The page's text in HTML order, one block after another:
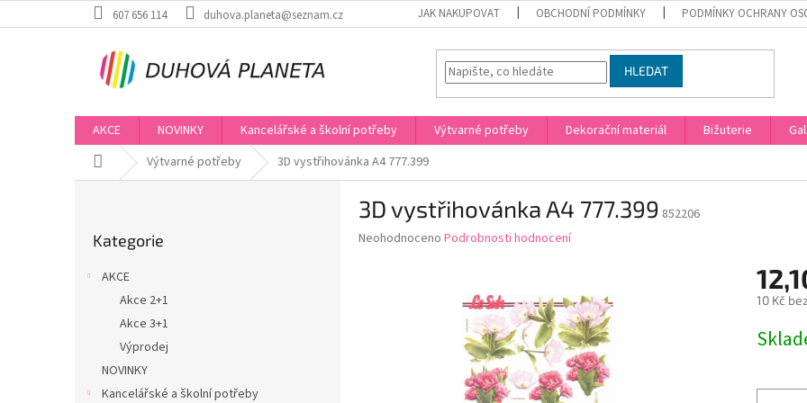
na
607 656 114 duhova.planeta@seznam.cz JAK NAKUPOVAT OBCHODNÍ PODMÍNKY PODMÍNKY OCHRANY
HLEDAT
AKCE NOVINKY Kancelářské a školní potřeby Výtvarné potřeby Dekorační materiál Bižuterie
Domů Výtvarné potřeby 3D vystřihovánka A4 777.399
kategorie
Kategorie
AKCE
Akce 2+1
Akce 3+1
Výprodej
NOVINKY
Kancelářské a školní potřeby
3D vystřihovánka A4 777.399 852206
Průměrné
Neohodnoceno Podrobnosti hodnocení
10 Kč
cena: